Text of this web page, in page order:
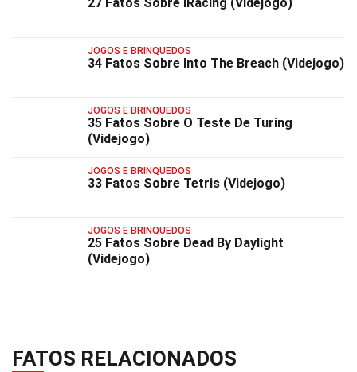
27 Fatos Sobre IRacing (Videjogo)
JOGOS E BRINQUEDOS
34 Fatos Sobre Into The Breach (Videjogo)
JOGOS E BRINQUEDOS
35 Fatos Sobre O Teste De Turing
(Videjogo)
JOGOS E BRINQUEDOS
33 Fatos Sobre Tetris (Videjogo)
JOGOS E BRINQUEDOS
25 Fatos Sobre Dead By Daylight
(Videjogo)
FATOS RELACIONADOS